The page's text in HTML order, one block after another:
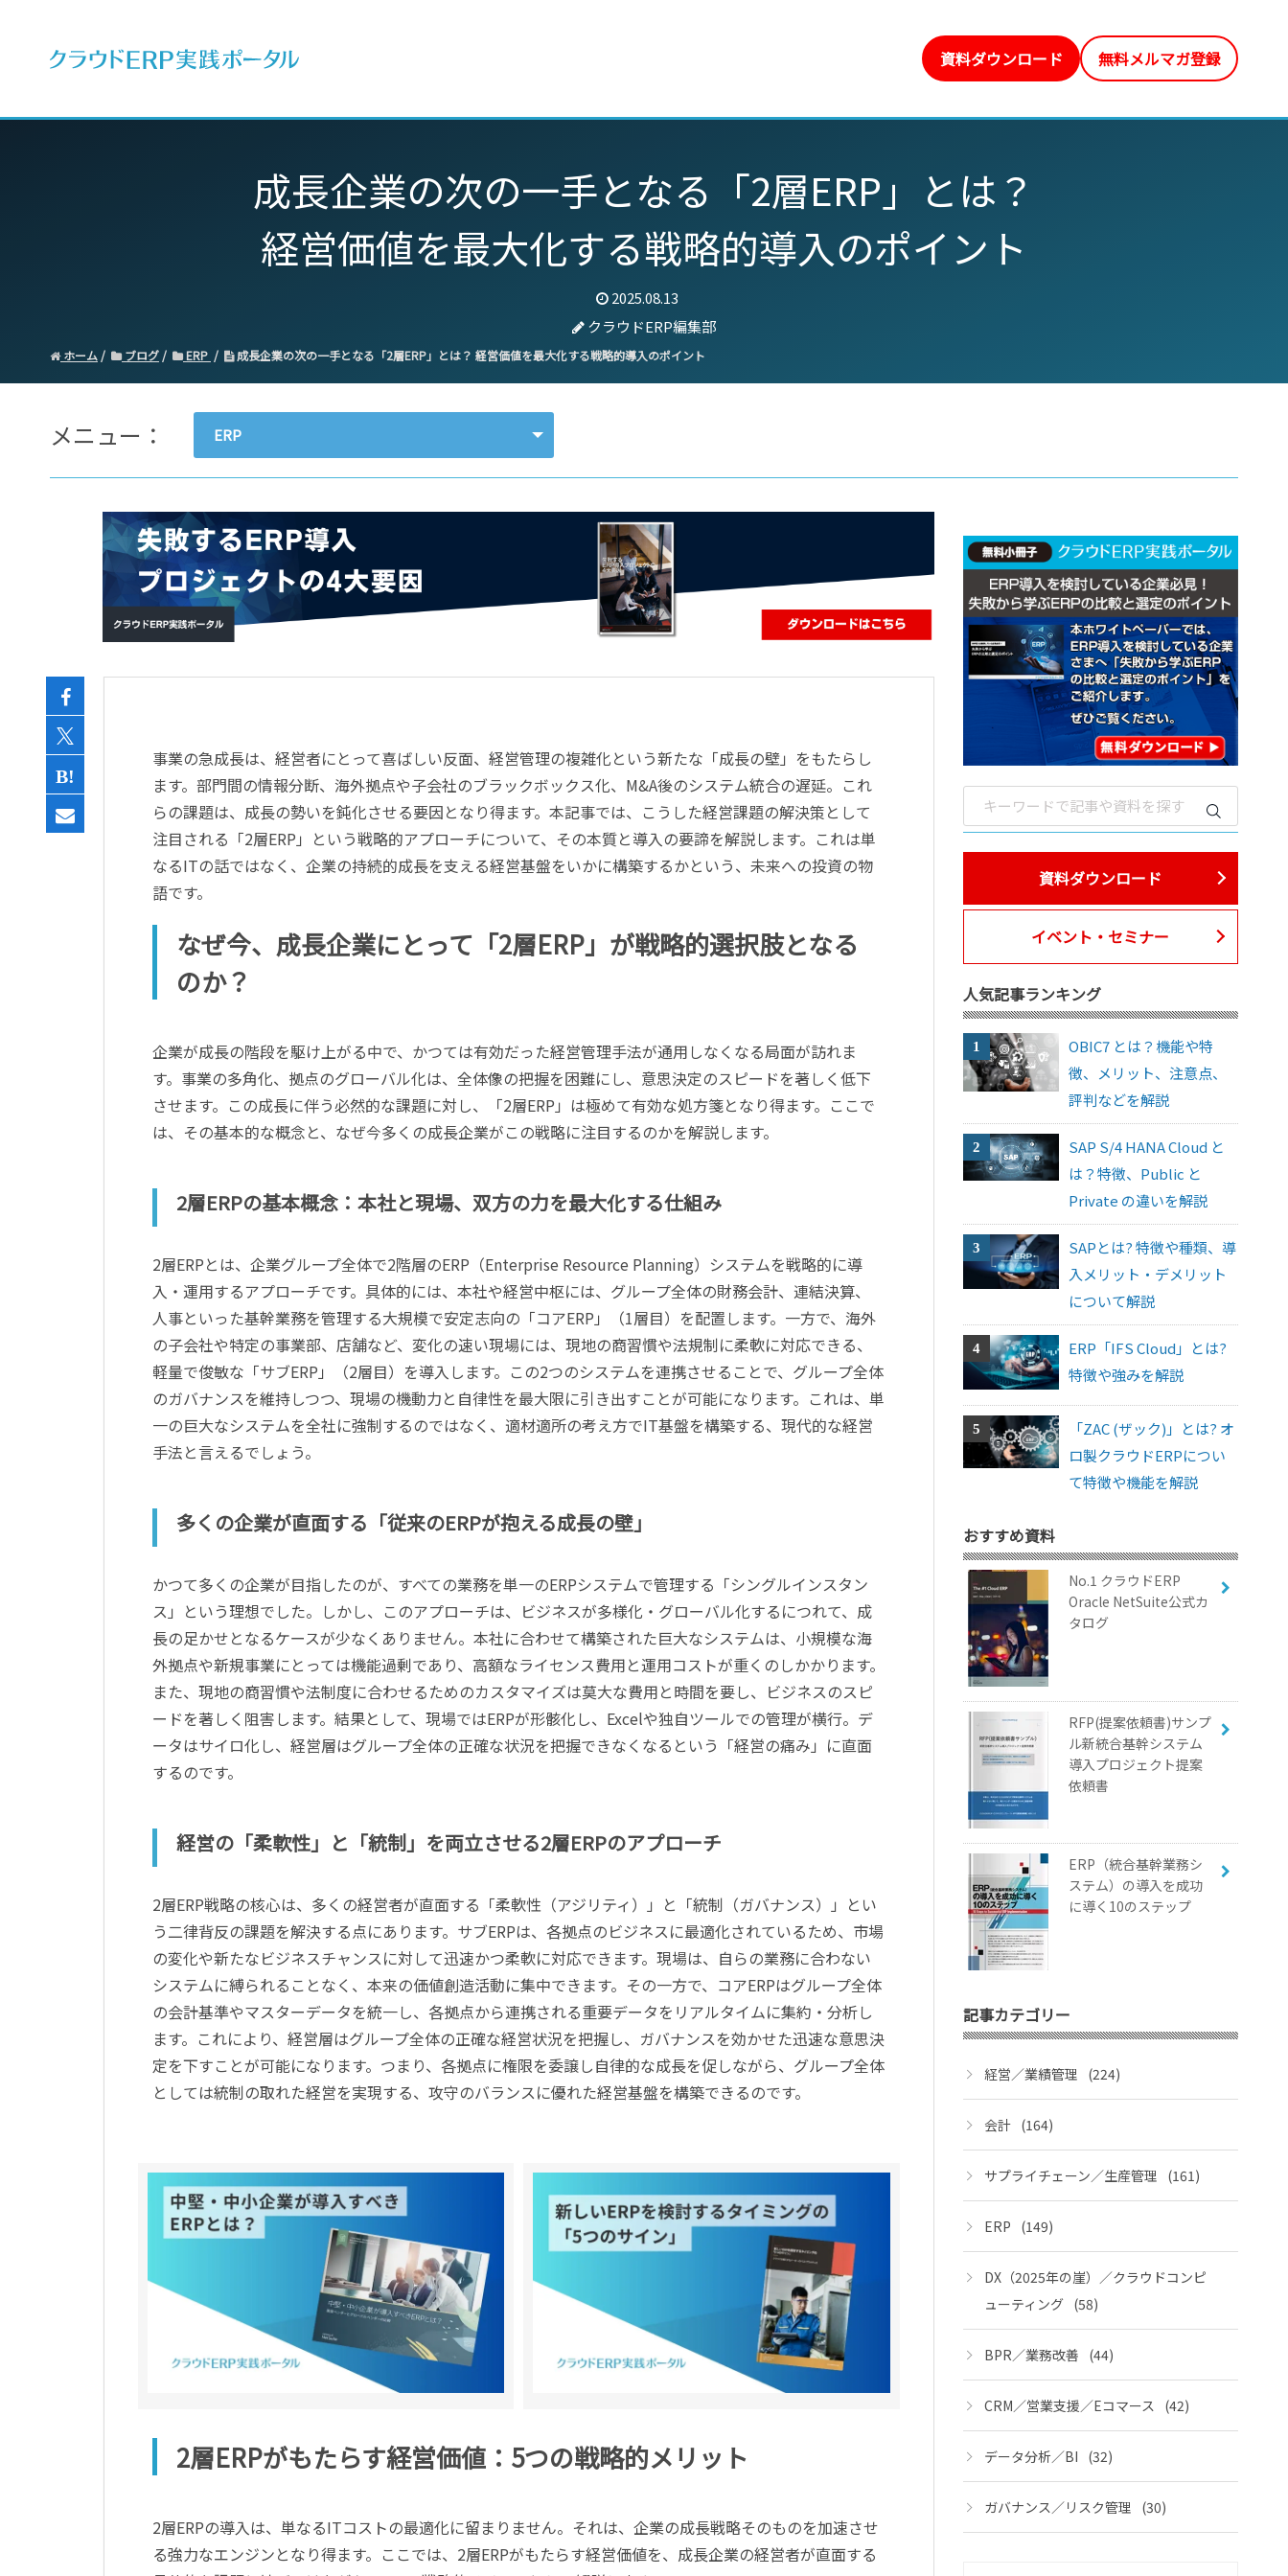
資料ダウンロード 無料メルマガ登録
成長企業の次の一手となる「2層ERP」とは？
経営価値を最大化する戦略的導入のポイント
2025.08.13
クラウドERP編集部
ホーム ブログ ERP 成長企業の次の一手となる「2層ERP」とは？ 経営価値を最大化する戦略的導入のポイント
メニュー： ERP
会計
経営／業績管理
サプライチェーン／生産管理
CRM／営業支援／Eコマース
データ分析／BI
事業の急成長は、経営者にとって喜ばしい反面、経営管理の複雑化という新たな「成長の壁」をもたらし
ます。部門間の情報分断、海外拠点や子会社のブラックボックス化、M&A後のシステム統合の遅延。これ
らの課題は、成長の勢いを鈍化させる要因となり得ます。本記事では、こうした経営課題の解決策として
注目される「2層ERP」という戦略的アプローチについて、その本質と導入の要諦を解説します。これは単
なるITの話ではなく、企業の持続的成長を支える経営基盤をいかに構築するかという、未来への投資の物
語です。
なぜ今、成長企業にとって「2層ERP」が戦略的選択肢となる
のか？
企業が成長の階段を駆け上がる中で、かつては有効だった経営管理手法が通用しなくなる局面が訪れま
す。事業の多角化、拠点のグローバル化は、全体像の把握を困難にし、意思決定のスピードを著しく低下
させます。この成長に伴う必然的な課題に対し、「2層ERP」は極めて有効な処方箋となり得ます。ここで
は、その基本的な概念と、なぜ今多くの成長企業がこの戦略に注目するのかを解説します。
2層ERPの基本概念：本社と現場、双方の力を最大化する仕組み
2層ERPとは、企業グループ全体で2階層のERP（Enterprise Resource Planning）システムを戦略的に導
入・運用するアプローチです。具体的には、本社や経営中枢には、グループ全体の財務会計、連結決算、
人事といった基幹業務を管理する大規模で安定志向の「コアERP」（1層目）を配置します。一方で、海外
の子会社や特定の事業部、店舗など、変化の速い現場には、現地の商習慣や法規制に柔軟に対応できる、
軽量で俊敏な「サブERP」（2層目）を導入します。この2つのシステムを連携させることで、グループ全体
のガバナンスを維持しつつ、現場の機動力と自律性を最大限に引き出すことが可能になります。これは、単
一の巨大なシステムを全社に強制するのではなく、適材適所の考え方でIT基盤を構築する、現代的な経営
手法と言えるでしょう。
多くの企業が直面する「従来のERPが抱える成長の壁」
かつて多くの企業が目指したのが、すべての業務を単一のERPシステムで管理する「シングルインスタン
ス」という理想でした。しかし、このアプローチは、ビジネスが多様化・グローバル化するにつれて、成
長の足かせとなるケースが少なくありません。本社に合わせて構築された巨大なシステムは、小規模な海
外拠点や新規事業にとっては機能過剰であり、高額なライセンス費用と運用コストが重くのしかかります。
また、現地の商習慣や法制度に合わせるためのカスタマイズは莫大な費用と時間を要し、ビジネスのスピ
ードを著しく阻害します。結果として、現場ではERPが形骸化し、Excelや独自ツールでの管理が横行。デ
ータはサイロ化し、経営層はグループ全体の正確な状況を把握できなくなるという「経営の痛み」に直面
するのです。
経営の「柔軟性」と「統制」を両立させる2層ERPのアプローチ
2層ERP戦略の核心は、多くの経営者が直面する「柔軟性（アジリティ）」と「統制（ガバナンス）」とい
う二律背反の課題を解決する点にあります。サブERPは、各拠点のビジネスに最適化されているため、市場
の変化や新たなビジネスチャンスに対して迅速かつ柔軟に対応できます。現場は、自らの業務に合わない
システムに縛られることなく、本来の価値創造活動に集中できます。その一方で、コアERPはグループ全体
の会計基準やマスターデータを統一し、各拠点から連携される重要データをリアルタイムに集約・分析し
ます。これにより、経営層はグループ全体の正確な経営状況を把握し、ガバナンスを効かせた迅速な意思決
定を下すことが可能になります。つまり、各拠点に権限を委譲し自律的な成長を促しながら、グループ全体
としては統制の取れた経営を実現する、攻守のバランスに優れた経営基盤を構築できるのです。
2層ERPがもたらす経営価値：5つの戦略的メリット
2層ERPの導入は、単なるITコストの最適化に留まりません。それは、企業の成長戦略そのものを加速させ
る強力なエンジンとなり得ます。ここでは、2層ERPがもたらす経営価値を、成長企業の経営者が直面する
資料ダウンロード
イベント・セミナー
人気記事ランキング
OBIC7 とは？機能や特
徴、メリット、注意点、
評判などを解説
SAP S/4 HANA Cloud と
は？特徴、Public と
Private の違いを解説
SAPとは? 特徴や種類、導
入メリット・デメリット
について解説
ERP「IFS Cloud」とは?
特徴や強みを解説
「ZAC (ザック)」とは? オ
ロ製クラウドERPについ
て特徴や機能を解説
おすすめ資料
No.1 クラウドERP
Oracle NetSuite公式カ
タログ
RFP(提案依頼書)サンプ
ル新統合基幹システム
導入プロジェクト提案
依頼書
ERP（統合基幹業務シ
ステム）の導入を成功
に導く10のステップ
記事カテゴリー
経営／業績管理 (224)
会計 (164)
サプライチェーン／生産管理 (161)
ERP (149)
DX（2025年の崖）／クラウドコンピ
ューティング (58)
BPR／業務改善 (44)
CRM／営業支援／Eコマース (42)
データ分析／BI (32)
ガバナンス／リスク管理 (30)